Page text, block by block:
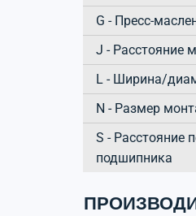
G - Пресс-
J - Расстояние
L - Ширина/
N - Размер
S - Расстояние
подшипника